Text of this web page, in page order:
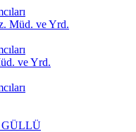
Müd. ve Yrd.
ve Yrd.
GÜLLÜ